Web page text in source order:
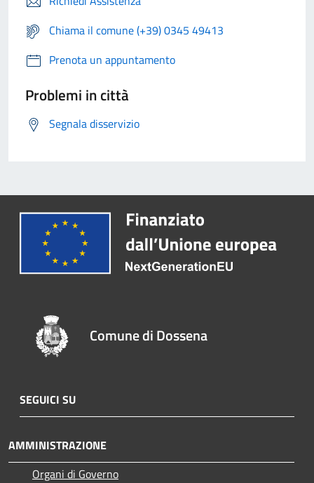
Chiama il comune (+39) 0345 49413
Prenota un appuntamento
Problemi in città
Segnala disservizio
Comune di Dossena
SEGUICI SU
AMMINISTRAZIONE
Organi di Governo